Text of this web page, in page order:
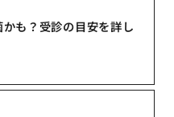
も？受診の目安を詳し